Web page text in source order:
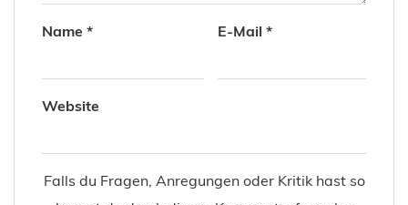
Name * E-Mail *
Website
Falls du Fragen, Anregungen oder Kritik hast so